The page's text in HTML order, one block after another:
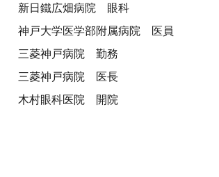
新日鐵広畑病院 眼科
神戸大学医学部附属病院 医員
三菱神戸病院 勤務
三菱神戸病院 医長
木村眼科医院 開院